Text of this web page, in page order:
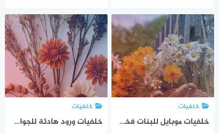
خلفيات
خلفيات موبايل للبنات فخمة 2026
خلفيات
خلفيات ورود هادئة للجوال 2026